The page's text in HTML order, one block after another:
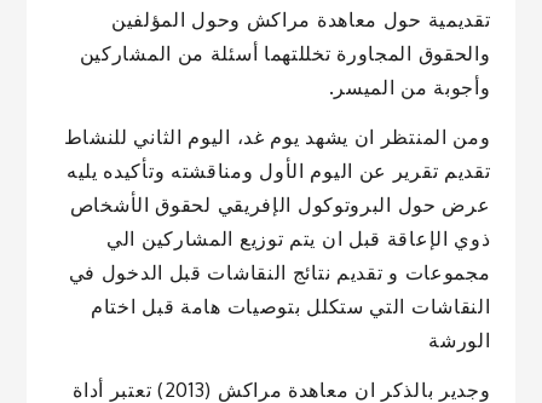
تقديمية حول معاهدة مراكش وحول المؤلفين
والحقوق المجاورة تخللتهما أسئلة من المشاركين
وأجوبة من الميسر.
ومن المنتظر ان يشهد يوم غد، اليوم الثاني للنشاط
تقديم تقرير عن اليوم الأول ومناقشته وتأكيده يليه
عرض حول البروتوكول الإفريقي لحقوق الأشخاص
ذوي الإعاقة قبل ان يتم توزيع المشاركين الي
مجموعات و تقديم نتائج النقاشات قبل الدخول في
النقاشات التي ستكلل بتوصيات هامة قبل اختام
الورشة
وجدير بالذكر ان معاهدة مراكش (2013) تعتبر أداة